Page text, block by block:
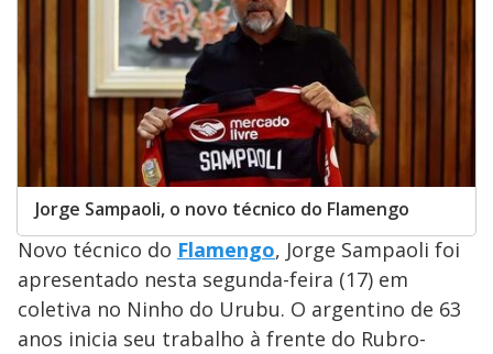
Jorge Sampaoli, o novo técnico do Flamengo
Novo técnico do Flamengo, Jorge Sampaoli foi
apresentado nesta segunda-feira (17) em
coletiva no Ninho do Urubu. O argentino de 63
anos inicia seu trabalho à frente do Rubro-